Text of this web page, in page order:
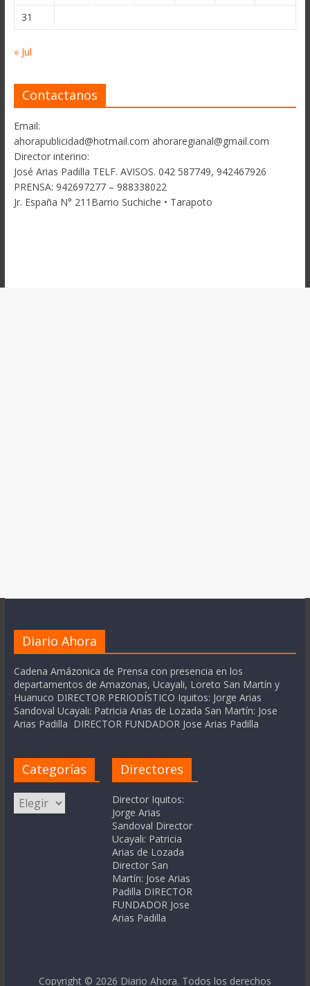
31
« Jul
Contactanos
Email:
ahorapublicidad@hotmail.com ahoraregianal@gmail.com
Director interino:
José Arias Padilla TELF. AVISOS. 042 587749, 942467926
PRENSA: 942697277 – 988338022
Jr. España N° 211Barrio Suchiche • Tarapoto
Diario Ahora
Cadena Amázonica de Prensa con presencia en los
departamentos de Amazonas, Ucayali, Loreto San Martín y
Huanuco DIRECTOR PERIODÍSTICO Iquitos: Jorge Arias
Sandoval Ucayali: Patricia Arias de Lozada San Martín: Jose
Arias Padilla DIRECTOR FUNDADOR Jose Arias Padilla
Categorías
Categorías
Directores
Director Iquitos:
Jorge Arias
Sandoval Director
Ucayali: Patricia
Arias de Lozada
Director San
Martín: Jose Arias
Padilla DIRECTOR
FUNDADOR Jose
Arias Padilla
Copyright © 2026 Diario Ahora. Todos los derechos